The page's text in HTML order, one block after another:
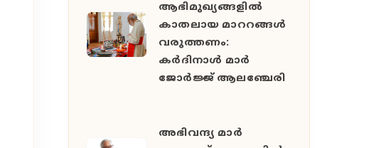
ആഭിമുഖ്യങ്ങളില്‍
കാതലായ മാററങ്ങള്‍
വരുത്തണം:
കര്‍ദിനാള്‍ മാര്‍
ജോര്‍ജ്ജ് ആലഞ്ചേരി
അഭിവന്ദ്യ മാർ